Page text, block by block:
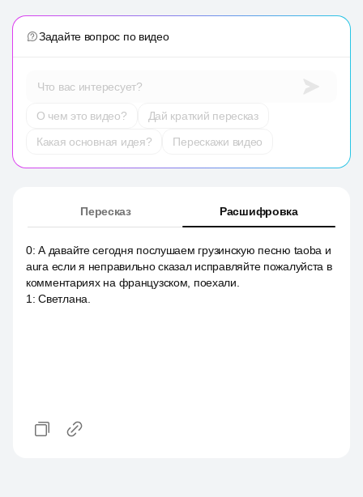
Задайте вопрос по видео
Что вас интересует?
О чем это видео?
Дай краткий пересказ
Какая основная идея?
Перескажи видео
Пересказ Расшифровка
0:А давайте сегодня послушаем грузинскую песню taoba и
aura если я неправильно сказал исправляйте пожалуйста в
комментариях на французском, поехали.
1 :Светлана.